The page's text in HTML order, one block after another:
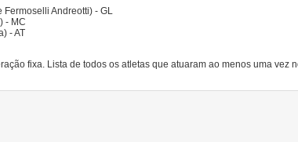
Andreotti) - GL
- MC
- AT
fixa. Lista de todos os atletas que atuaram ao menos uma